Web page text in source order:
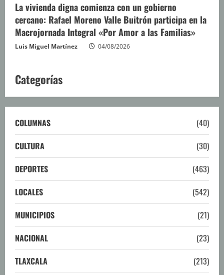
La vivienda digna comienza con un gobierno
cercano: Rafael Moreno Valle Buitrón participa en la
Macrojornada Integral «Por Amor a las Familias»
Luis Miguel Martínez 04/08/2026
Categorías
COLUMNAS
(40)
CULTURA
(30)
DEPORTES
(463)
LOCALES
(542)
MUNICIPIOS
(21)
NACIONAL
(23)
TLAXCALA
(213)